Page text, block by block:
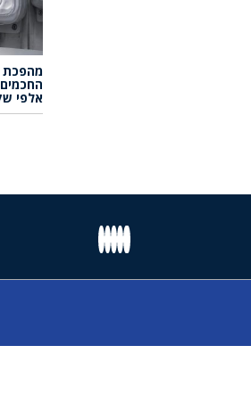
מהפכת
אלפי